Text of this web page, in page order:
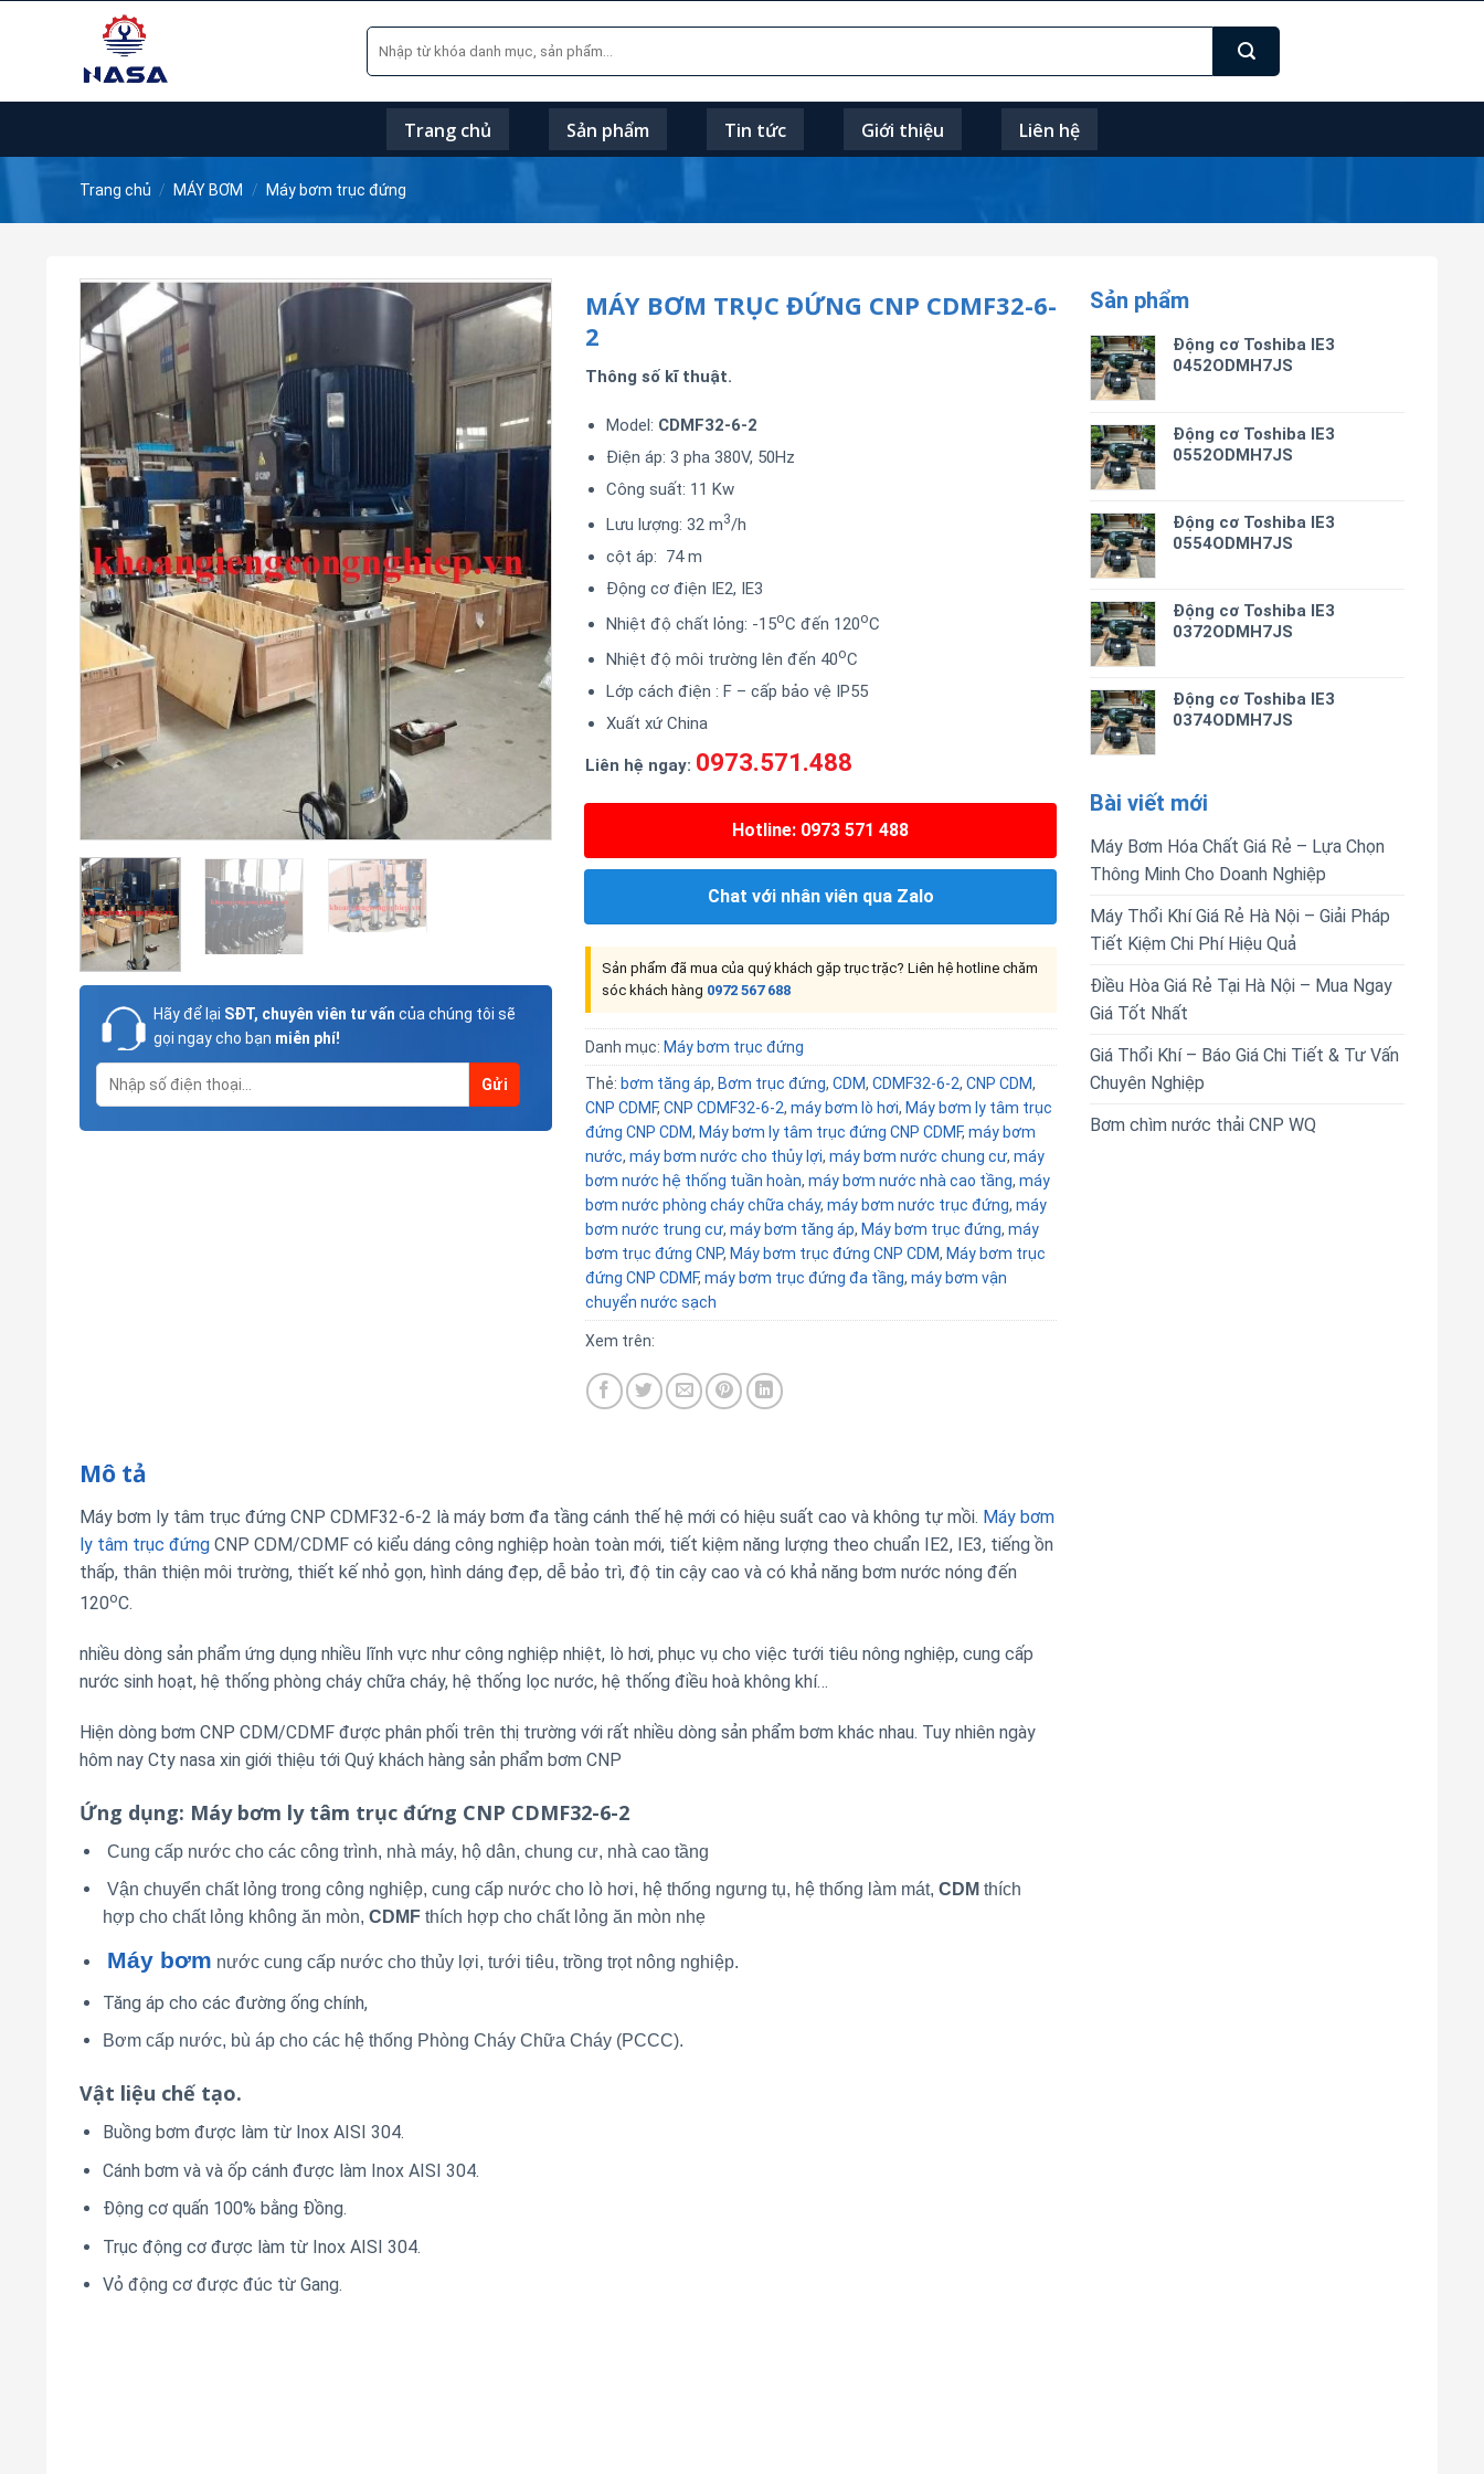
Tìm
kiếm:
Trang chủ Sản phẩm Tin tức Giới thiệu Liên hệ
Trang chủ / MÁY BƠM / Máy bơm trục đứng
Sản phẩm
Động cơ Toshiba IE3
0452ODMH7JS
Động cơ Toshiba IE3
0552ODMH7JS
Động cơ Toshiba IE3
0554ODMH7JS
Động cơ Toshiba IE3
0372ODMH7JS
Động cơ Toshiba IE3
0374ODMH7JS
Bài viết mới
Máy Bơm Hóa Chất Giá Rẻ – Lựa Chọn
Thông Minh Cho Doanh Nghiệp
Máy Thổi Khí Giá Rẻ Hà Nội – Giải Pháp
Tiết Kiệm Chi Phí Hiệu Quả
Điều Hòa Giá Rẻ Tại Hà Nội – Mua Ngay
Giá Tốt Nhất
Giá Thổi Khí – Báo Giá Chi Tiết & Tư Vấn
Chuyên Nghiệp
Bơm chìm nước thải CNP WQ
Hãy để lại SĐT, chuyên viên tư vấn của chúng tôi sẽ
gọi ngay cho bạn miễn phí!
MÁY BƠM TRỤC ĐỨNG CNP CDMF32-6-
2
Thông số kĩ thuật.
Model: CDMF32-6-2
Điện áp: 3 pha 380V, 50Hz
Công suất: 11 Kw
Lưu lượng: 32 m3/h
cột áp: 74 m
Động cơ điện IE2, IE3
Nhiệt độ chất lỏng: -15oC đến 120oC
Nhiệt độ môi trường lên đến 40oC
Lớp cách điện : F – cấp bảo vệ IP55
Xuất xứ China
Liên hệ ngay: 0973.571.488
Hotline: 0973 571 488
Chat với nhân viên qua Zalo
Sản phẩm đã mua của quý khách gặp trục trặc? Liên hệ hotline chăm
sóc khách hàng 0972 567 688
Danh mục: Máy bơm trục đứng
Thẻ: bơm tăng áp, Bơm trục đứng, CDM, CDMF32-6-2, CNP CDM,
CNP CDMF, CNP CDMF32-6-2, máy bơm lò hơi, Máy bơm ly tâm trục
đứng CNP CDM, Máy bơm ly tâm trục đứng CNP CDMF, máy bơm
nước, máy bơm nước cho thủy lợi, máy bơm nước chung cư, máy
bơm nước hệ thống tuần hoàn, máy bơm nước nhà cao tầng, máy
bơm nước phòng cháy chữa cháy, máy bơm nước trục đứng, máy
bơm nước trung cư, máy bơm tăng áp, Máy bơm trục đứng, máy
bơm trục đứng CNP, Máy bơm trục đứng CNP CDM, Máy bơm trục
đứng CNP CDMF, máy bơm trục đứng đa tầng, máy bơm vận
chuyển nước sạch
Xem trên:
Mô tả
Máy bơm ly tâm trục đứng CNP CDMF32-6-2 là máy bơm đa tầng cánh thế hệ mới có hiệu suất cao và không tự mồi. Máy bơm
ly tâm trục đứng CNP CDM/CDMF có kiểu dáng công nghiệp hoàn toàn mới, tiết kiệm năng lượng theo chuẩn IE2, IE3, tiếng ồn
thấp, thân thiện môi trường, thiết kế nhỏ gọn, hình dáng đẹp, dễ bảo trì, độ tin cậy cao và có khả năng bơm nước nóng đến
120oC.
nhiều dòng sản phẩm ứng dụng nhiều lĩnh vực như công nghiệp nhiệt, lò hơi, phục vụ cho việc tưới tiêu nông nghiệp, cung cấp
nước sinh hoạt, hệ thống phòng cháy chữa cháy, hệ thống lọc nước, hệ thống điều hoà không khí…
Hiện dòng bơm CNP CDM/CDMF được phân phối trên thị trường với rất nhiều dòng sản phẩm bơm khác nhau. Tuy nhiên ngày
hôm nay Cty nasa xin giới thiệu tới Quý khách hàng sản phẩm bơm CNP
Ứng dụng: Máy bơm ly tâm trục đứng CNP CDMF32-6-2
Cung cấp nước cho các công trình, nhà máy, hộ dân, chung cư, nhà cao tầng
Vận chuyển chất lỏng trong công nghiệp, cung cấp nước cho lò hơi, hệ thống ngưng tụ, hệ thống làm mát, CDM thích
hợp cho chất lỏng không ăn mòn, CDMFthích hợp cho chất lỏng ăn mòn nhẹ
Máy bơm nước cung cấp nước cho thủy lợi, tưới tiêu, trồng trọt nông nghiệp.
Tăng áp cho các đường ống chính,
Bơm cấp nước, bù áp cho các hệ thống Phòng Cháy Chữa Cháy (PCCC).
Vật liệu chế tạo.
Buồng bơm được làm từ Inox AISI 304.
Cánh bơm và và ốp cánh được làm Inox AISI 304.
Động cơ quấn 100% bằng Đồng.
Trục động cơ được làm từ Inox AISI 304.
Vỏ động cơ được đúc từ Gang.